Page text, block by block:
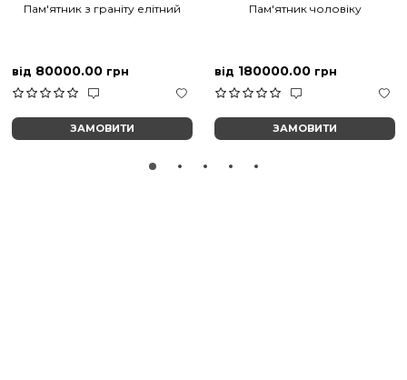
Пам'ятник з граніту елітний
від 80000.00 грн
ЗАМОВИТИ
Пам'ятник чоловіку
від 180000.00 грн
ЗАМОВИТИ